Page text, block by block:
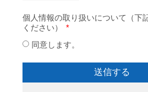
個人情報の取り扱いについて（下
ください）
同意します。
送信する